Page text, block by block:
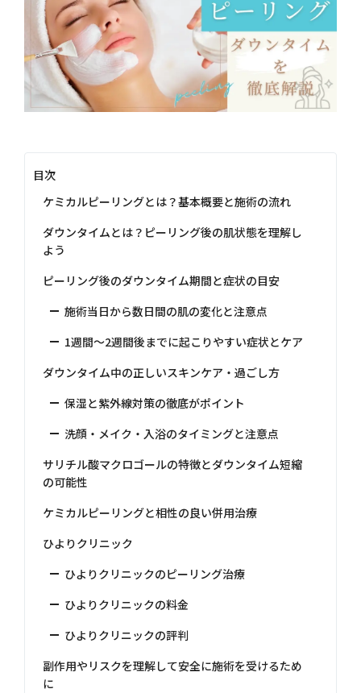
目次
ケミカルピーリングとは？基本概要と施術の流れ
ダウンタイムとは？ピーリング後の肌状態を理解し
よう
ピーリング後のダウンタイム期間と症状の目安
施術当日から数日間の肌の変化と注意点
1週間〜2週間後までに起こりやすい症状とケア
ダウンタイム中の正しいスキンケア・過ごし方
保湿と紫外線対策の徹底がポイント
洗顔・メイク・入浴のタイミングと注意点
サリチル酸マクロゴールの特徴とダウンタイム短縮
の可能性
ケミカルピーリングと相性の良い併用治療
ひよりクリニック
ひよりクリニックのピーリング治療
ひよりクリニックの料金
ひよりクリニックの評判
副作用やリスクを理解して安全に施術を受けるため
に